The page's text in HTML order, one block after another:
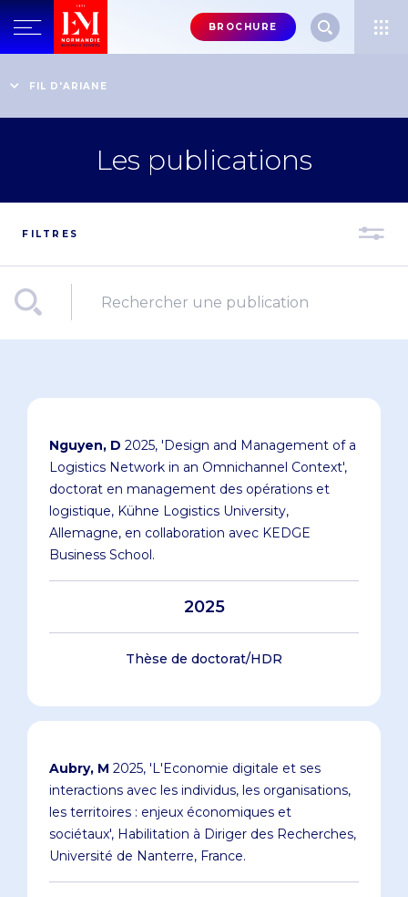
Menu
header-
BROCHURE
FIL D'ARIANE
Le corps professoral : l'excellence académique
Les publications
FILTRES
Nguyen, D 2025, 'Design and Management of a
Logistics Network in an Omnichannel Context',
doctorat en management des opérations et
logistique, Kühne Logistics University,
Allemagne, en collaboration avec KEDGE
Business School.
2025
Thèse de doctorat/HDR
Aubry, M 2025, 'L'Economie digitale et ses
interactions avec les individus, les organisations,
les territoires : enjeux économiques et
sociétaux', Habilitation à Diriger des Recherches,
Université de Nanterre, France.